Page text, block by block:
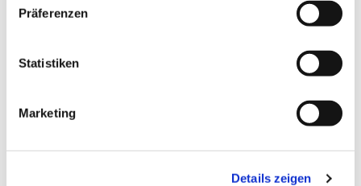
Präferenzen
Statistiken
Marketing
Details zeigen